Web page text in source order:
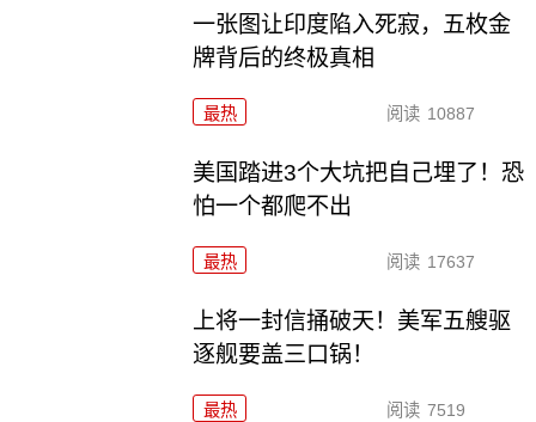
一张图让印度陷入死寂，五枚金
牌背后的终极真相
最热 阅读 10887
美国踏进3个大坑把自己埋了！恐
怕一个都爬不出
最热 阅读 17637
上将一封信捅破天！美军五艘驱
逐舰要盖三口锅！
最热 阅读 7519